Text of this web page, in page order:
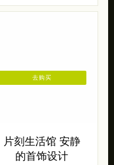
片刻生活馆 安静
的首饰设计
去购买